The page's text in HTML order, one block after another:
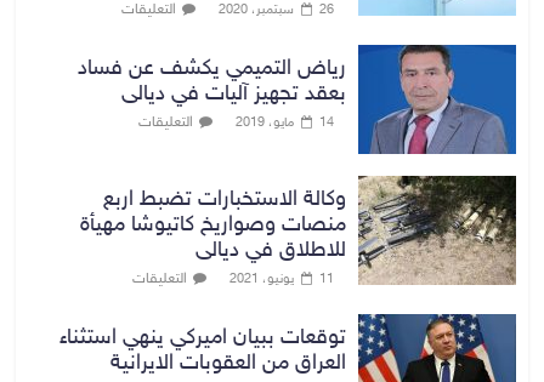
26 سبتمبر، 2020 التعليقات
رياض التميمي يكشف عن فساد
بعقد تجهيز آليات في ديالى
14 مايو، 2019 التعليقات
وكالة الاستخبارات تضبط اربع
منصات وصواريخ كاتيوشا مهيأة
للاطلاق في ديالى
11 يونيو، 2021 التعليقات
توقعات ببيان اميركي ينهي استثناء
العراق من العقوبات الايرانية